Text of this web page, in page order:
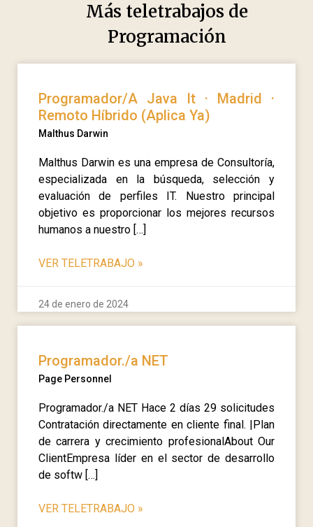
Más teletrabajos de
Programación
Programador/A Java It · Madrid ·
Remoto Híbrido (Aplica Ya)
Malthus Darwin
Malthus Darwin es una empresa de Consultoría,
especializada en la búsqueda, selección y
evaluación de perfiles IT. Nuestro principal
objetivo es proporcionar los mejores recursos
humanos a nuestro […]
VER TELETRABAJO »
24 de enero de 2024
Programador./a NET
Page Personnel
Programador./a NET Hace 2 días 29 solicitudes
Contratación directamente en cliente final. |Plan
de carrera y crecimiento profesionalAbout Our
ClientEmpresa líder en el sector de desarrollo
de softw […]
VER TELETRABAJO »